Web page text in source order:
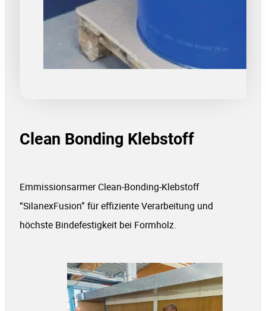
Clean Bonding Klebstoff
Emmissionsarmer Clean-Bonding-Klebstoff
“SilanexFusion” für effiziente Verarbeitung und
höchste Bindefestigkeit bei Formholz.